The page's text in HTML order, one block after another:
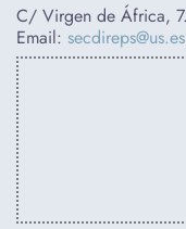
C/ Virgen de África,
Email: secdireps@us.es